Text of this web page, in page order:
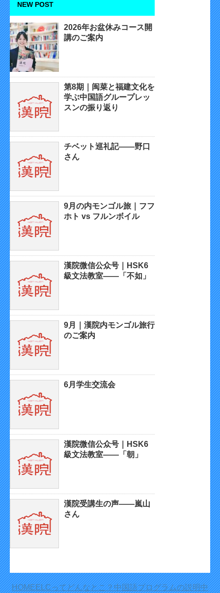
NEW POST
2026年お盆休みコース開
講のご案内
第8期｜闽菜と福建文化を
学ぶ中国語グループレッ
スンの振り返り
チベット巡礼記——野口
さん
9月の内モンゴル旅｜フフ
ホト vs フルンボイル
漢院微信公众号｜HSK6
級文法教室——「不如」
9月｜漢院内モンゴル旅行
のご案内
6月学生交流会
漢院微信公众号｜HSK6
級文法教室——「朝」
漢院受講生の声——嵐山
さん
HOMEELCってどんなとこ？中国語プログラムの説明中